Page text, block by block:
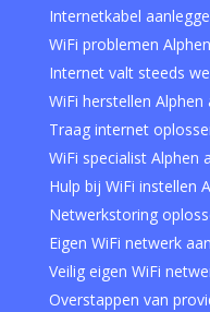
Internetkabel
WiFi problemen
Internet valt steeds
WiFi herstellen Alphen
Traag internet
WiFi specialist Alphen
Hulp bij WiFi instellen
Netwerkstoring
Eigen WiFi netwerk
Veilig eigen WiFi
Overstappen van